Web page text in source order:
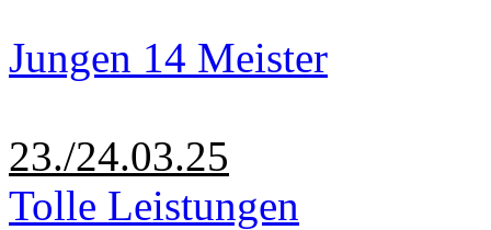
Jungen 14 Meister
23./24.03.25
Tolle Leistungen